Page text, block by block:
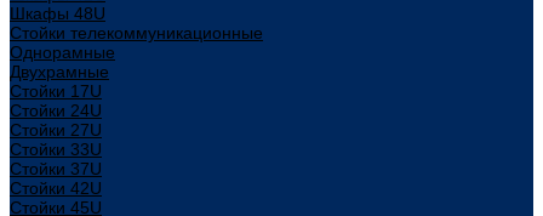
Шкафы 48U
Стойки телекоммуникационные
Однорамные
Двухрамные
Стойки 17U
Стойки 24U
Стойки 27U
Стойки 33U
Стойки 37U
Стойки 42U
Стойки 45U